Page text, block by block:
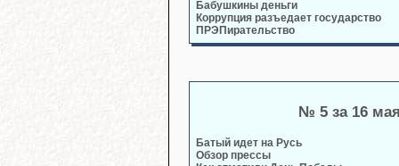
Бабушкины деньги
Коррупция разъедает государство
ПРЭПирательство
№ 5 за 16
Батый идет на Русь
Обзор прессы